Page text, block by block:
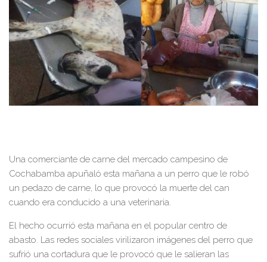
Una comerciante de carne del mercado campesino de
Cochabamba apuñaló esta mañana a un perro que le robó
un pedazo de carne, lo que provocó la muerte del can
cuando era conducido a una veterinaria.
El hecho ocurrió esta mañana en el popular centro de
abasto. Las redes sociales virilizaron imágenes del perro que
sufrió una cortadura que le provocó que le salieran las